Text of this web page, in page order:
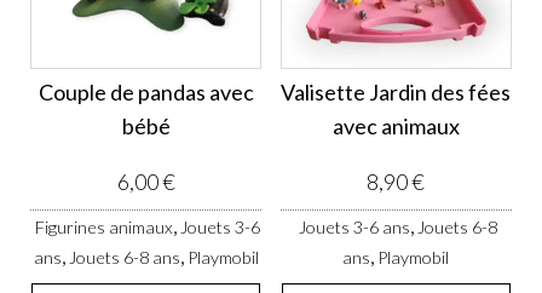
Couple de pandas avec
bébé
6,00€
Figurines animaux Jouets 3-6
ans Jouets 6-8 ans Playmobil
Valisette Jardin des fées
avec animaux
8,90€
Jouets 3-6 ans Jouets 6-8
ans Playmobil